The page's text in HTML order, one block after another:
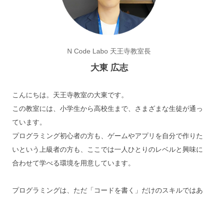
N Code Labo 天王寺教室長
大東 広志
こんにちは。天王寺教室の大東です。
この教室には、小学生から高校生まで、さまざまな生徒が通っ
ています。
プログラミング初心者の方も、ゲームやアプリを自分で作りた
いという上級者の方も、ここでは一人ひとりのレベルと興味に
合わせて学べる環境を用意しています。
プログラミングは、ただ「コードを書く」だけのスキルではあ